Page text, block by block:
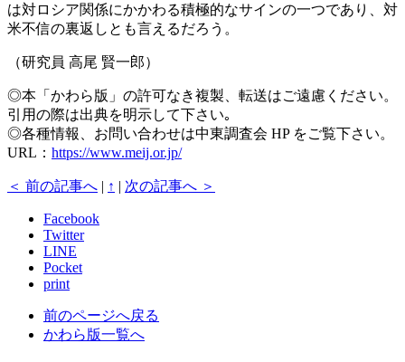
は対ロシア関係にかかわる積極的なサインの一つであり、対
米不信の裏返しとも言えるだろう。
（研究員 高尾 賢一郎）
◎本「かわら版」の許可なき複製、転送はご遠慮ください。
引用の際は出典を明示して下さい｡
◎各種情報、お問い合わせは中東調査会 HP をご覧下さい。
URL： https://www.meij.or.jp/
＜ 前の記事へ | ↑ | 次の記事へ ＞
Facebook
Twitter
LINE
Pocket
print
前のページへ戻る
かわら版一覧へ